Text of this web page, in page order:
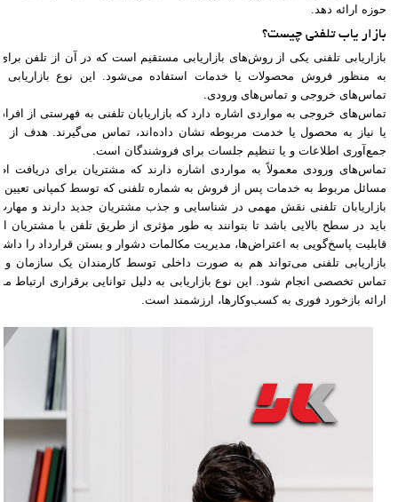
حوزه ارائه دهد.
بازار یاب تلفنی چیست؟
بازاریابی تلفنی یکی از روش‌های بازاریابی مستقیم است که در آن از تلفن
به منظور فروش محصولات یا خدمات استفاده می‌شود. این نوع
تماس‌های خروجی و تماس‌های ورودی.
تماس‌های خروجی به مواردی اشاره دارد که بازاریابان تلفنی به فهرستی از
یا نیاز به محصول یا خدمت مربوطه نشان داده‌اند، تماس می‌گیرند. هدف از
جمع‌آوری اطلاعات و یا تنظیم جلسات برای فروشندگان است.
تماس‌های ورودی معمولاً به مواردی اشاره دارند که مشتریان برای دریافت
مسائل مربوط به خدمات پس از فروش به شماره تلفنی که توسط کمپانی
بازاریابان تلفنی نقش مهمی در شناسایی و جذب مشتریان جدید دارند و
باید در سطح بالایی باشد تا بتوانند به طور مؤثری از طریق تلفن با مشتریان
قابلیت پاسخ‌گویی به اعتراض‌ها، مدیریت مکالمات دشوار و بستن قرارداد را
بازاریابی تلفنی می‌تواند هم به صورت داخلی توسط کارمندان یک
تماس تخصصی انجام شود. این نوع بازاریابی به دلیل توانایی برقراری ارتباط
ارائه بازخورد فوری به کسب‌وکارها، ارزشمند است.